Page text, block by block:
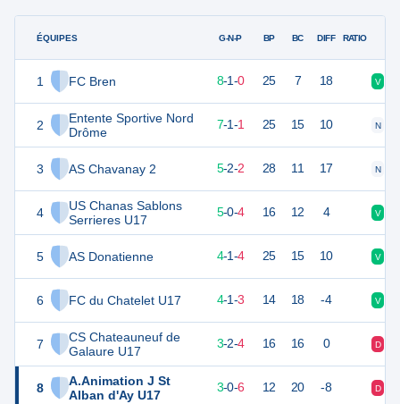
ÉQUIPES
1 FC Bren
2
Entente Sportive Nord
Drôme
3 AS Chavanay 2
4
US Chanas Sablons
Serrieres U17
5 AS Donatienne
6 FC du Chatelet U17
7
CS Chateauneuf de
Galaure U17
8
A.Animation J St
Alban d'Ay U17
G-N-P BP BC DIFF RATIO
8-1-0 25 7 18 V
22 9 7-1-1 25 15 10 N
5-2-2 28 11 17 N
15 5-0-4 16 12 4 V
4-1-4 25 15 10 V
12 4-1-3 14 18 -4 V
11 3-2-4 16 16 0 D
9 3-0-6 12 20 -8 D